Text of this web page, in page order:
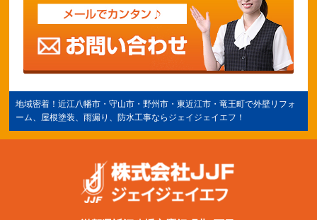
地域密着！近江八幡市 ・守山市・野州市・東近江市 ・竜王町で外壁リフォ
ーム、屋根塗装、雨漏り、防水工事ならジェイジェイエフ！